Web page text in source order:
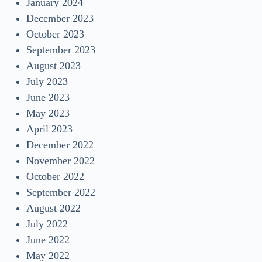
December 2023
October 2023
September 2023
August 2023
July 2023
June 2023
May 2023
April 2023
December 2022
November 2022
October 2022
September 2022
August 2022
July 2022
June 2022
May 2022